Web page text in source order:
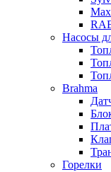
Насосы
Brahma
Горелки